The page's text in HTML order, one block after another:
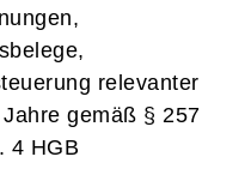
relevanter
gemäß § 257
4 HGB